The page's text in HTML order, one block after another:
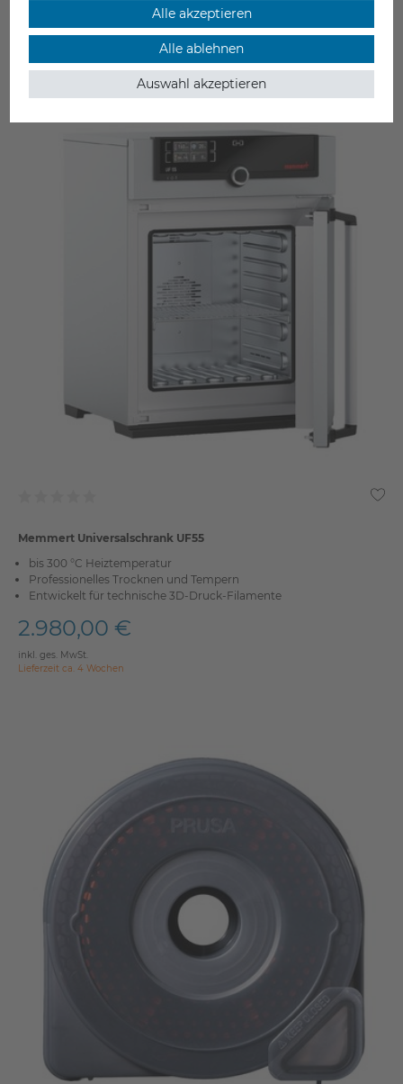
Lieferzeit ca. 4 Wochen
Memmert Universalschrank UF55
bis 300 °C Heiztemperatur
Professionelles Trocknen und Tempern
Entwickelt für technische 3D-Druck-Filamente
2.980,00 €
inkl. ges. MwSt.
Lieferzeit ca. 4 Wochen
Alle akzeptieren
Alle ablehnen
Auswahl akzeptieren